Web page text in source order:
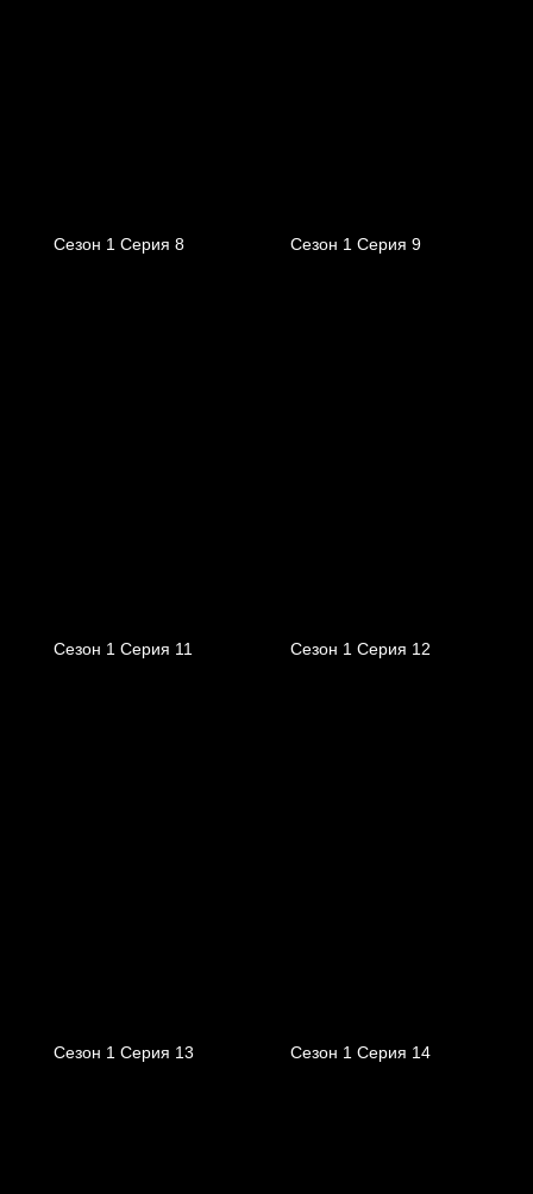
Сезон 1 Серия 8 Сезон 1 Серия 9
Сезон 1 Серия 11 Сезон 1 Серия 12
Сезон 1 Серия 13 Сезон 1 Серия 14